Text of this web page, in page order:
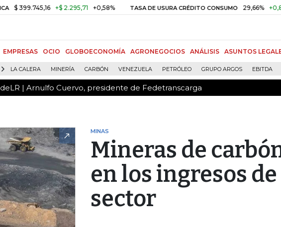
+$ 2.295,71 +0,58% TASA DE USURA CRÉDITO CONSUMO 29,66% +0,87%
EMPRESAS OCIO GLOBOECONOMÍA AGRONEGOCIOS ANÁLISIS ASUNTOS
LA CALERA MINERÍA CARBÓN VENEZUELA PETRÓLEO GRUPO ARGOS EBITDA
| Arnulfo Cuervo, presidente de Fedetranscarga
| Arnulfo Cuervo, presidente de Fedetranscarga
MINAS
Mineras de
en los ingresos
sector